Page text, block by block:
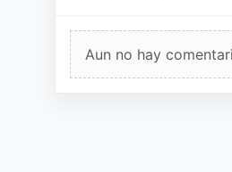
Aun no hay